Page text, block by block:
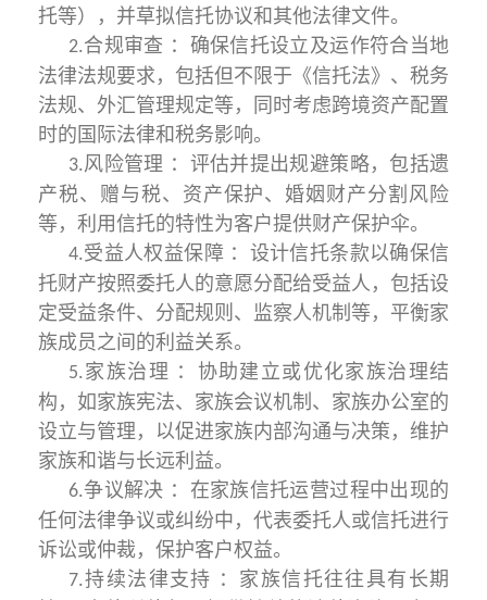
托等），并草拟信托协议和其他法律文件。
2.合规审查 ：确保信托设立及运作符合当地
法律法规要求，包括但不限于《信托法》、税务
法规、外汇管理规定等，同时考虑跨境资产配置
时的国际法律和税务影响。
3.风险管理 ：评估并提出规避策略，包括遗
产税、赠与税、资产保护、婚姻财产分割风险
等，利用信托的特性为客户提供财产保护伞。
4.受益人权益保障 ：设计信托条款以确保信
托财产按照委托人的意愿分配给受益人，包括设
定受益条件、分配规则、监察人机制等，平衡家
族成员之间的利益关系。
5.家族治理 ：协助建立或优化家族治理结
构，如家族宪法、家族会议机制、家族办公室的
设立与管理，以促进家族内部沟通与决策，维护
家族和谐与长远利益。
6.争议解决 ：在家族信托运营过程中出现的
任何法律争议或纠纷中，代表委托人或信托进行
诉讼或仲裁，保护客户权益。
7.持续法律支持 ：家族信托往往具有长期